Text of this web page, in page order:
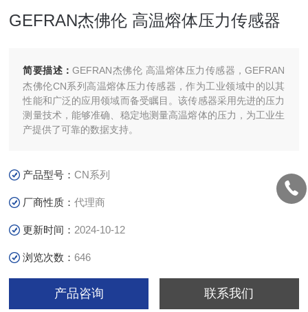
GEFRAN杰佛伦 高温熔体压力传感器
简要描述：GEFRAN杰佛伦 高温熔体压力传感器，GEFRAN
杰佛伦CN系列高温熔体压力传感器，作为工业领域中的以其
性能和广泛的应用领域而备受瞩目。该传感器采用先进的压力
测量技术，能够准确、稳定地测量高温熔体的压力，为工业生
产提供了可靠的数据支持。
产品型号：CN系列
厂商性质：代理商
更新时间： 2024-10-12
浏览次数：646
产品咨询 联系我们